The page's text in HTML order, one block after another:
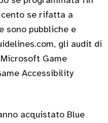
se rifatta a
sono pubbliche e
gli audit di
Game
Accessibility
acquistato Blue